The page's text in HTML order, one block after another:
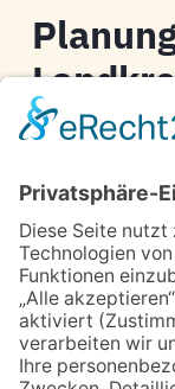
Dr. Otto Lucas
Natur,
Karten,
X10-65
Willy Größen,